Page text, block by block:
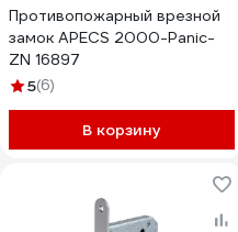
Противопожарный врезной
замок APECS 2000-Panic-
ZN 16897
5(6)
В корзину